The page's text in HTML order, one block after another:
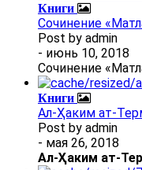
Книги
Сочинение
Post by admin
- июнь 10, 2018
Сочинение
Книги
Ал-Ҳаким ат-
Post by admin
- мая 26, 2018
Ал-Ҳаким ат-